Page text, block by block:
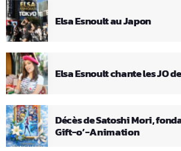
Elsa Esnoult au Japon
Elsa Esnoult chante les JO
Décès de Satoshi Mori,
Gift-o’-Animation